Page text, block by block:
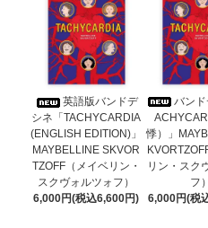
英語版バンドデ
シネ「TACHYCARDIA
(ENGLISH EDITION)」
MAYBELLINE SKVOR
TZOFF（メイベリン・
スクヴォルツォフ）
6,000円(税込6,600円)
バン
悸）」
リン・スク
フ）
6,000円(税